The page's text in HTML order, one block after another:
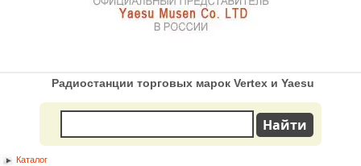
Радиостанции торговых марок Vertex и Yaesu
Каталог